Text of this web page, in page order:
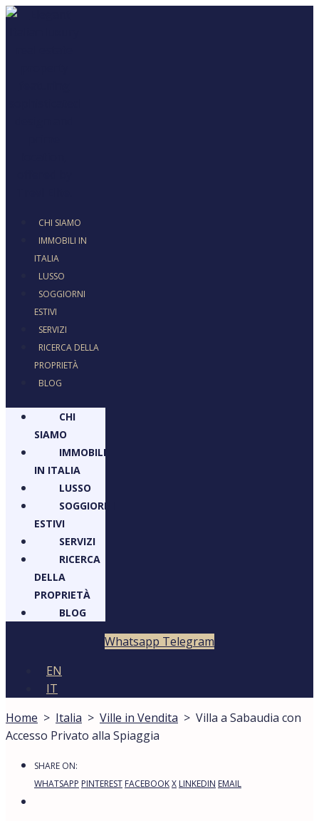
CHI SIAMO
IMMOBILI IN
ITALIA
LUSSO
SOGGIORNI
ESTIVI
SERVIZI
RICERCA DELLA
PROPRIETÀ
BLOG
CHI
SIAMO
IMMOBILI
IN ITALIA
LUSSO
SOGGIORNI
ESTIVI
SERVIZI
RICERCA
DELLA
PROPRIETÀ
BLOG
Whatsapp Telegram
EN
IT
Home > Italia > Ville in Vendita > Villa a Sabaudia con
Accesso Privato alla Spiaggia
SHARE ON:
WHATSAPP PINTEREST FACEBOOKX LINKEDIN EMAIL